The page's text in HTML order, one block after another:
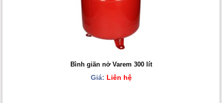
Bình giãn nở Varem 300 lít
Giá: Liên hệ